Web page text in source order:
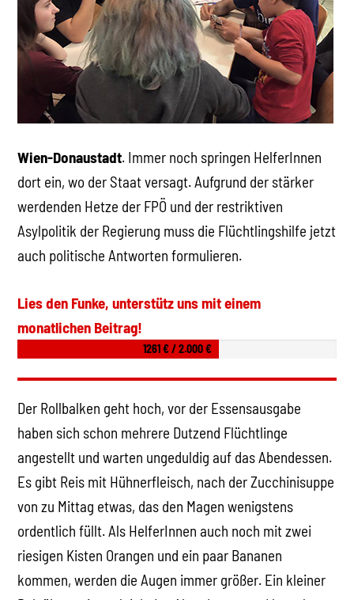
Wien-Donaustadt. Immer noch springen HelferInnen
dort ein, wo der Staat versagt. Aufgrund der stärker
werdenden Hetze der FPÖ und der restriktiven
Asylpolitik der Regierung muss die Flüchtlingshilfe jetzt
auch politische Antworten formulieren.
Lies den Funke, unterstütz uns mit einem
monatlichen Beitrag!
1261 € / 2.000 €
Der Rollbalken geht hoch, vor der Essensausgabe
haben sich schon mehrere Dutzend Flüchtlinge
angestellt und warten ungeduldig auf das Abendessen.
Es gibt Reis mit Hühnerfleisch, nach der Zucchinisuppe
von zu Mittag etwas, das den Magen wenigstens
ordentlich füllt. Als HelferInnen auch noch mit zwei
riesigen Kisten Orangen und ein paar Bananen
kommen, werden die Augen immer größer. Ein kleiner